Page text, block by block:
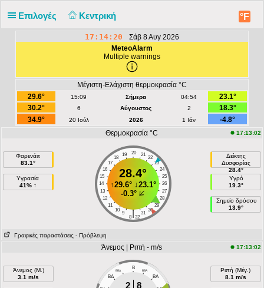
Επιλογές Κεντρική °F
17:14:20
Σάβ 8 Αυγ 2026
MeteoAlarm
Multiple warnings
Μέγιστη-Ελάχιστη θερμοκρασία °C
29.6°
15:09 Σήμερα 04:54
23.1°
30.2°
6 Αύγουστος 2
18.3°
34.9°
20 Ιούλ 2026 1 Ιάν
-4.8°
Θερμοκρασία °C
17:13:02
Φαρενάιτ
83.1°
Υγρασία
41% ↑
20
19 21
18
22
17
23
16
24
15
25
14
26
13
27
12
28
11
29
10
30
9 31
|
8 32
28.4°
↑29.6°↓23.1°
-0.3°
Δείκτης
Δυσφορίας
28.4°
Υγρό
19.3°
Σημείο δρόσου
13.9°
Γραφικές παραστάσεις - Πρόβλεψη
Άνεμος | Ριπή - m/s 17:13:02
Άνεμος (Μ.)
3.1 m/s
Β
ΒΒΔ ΒΒΑ
ΒΔ ΒΑ
2 8
Ριπή (Μέγ.)
8.1 m/s